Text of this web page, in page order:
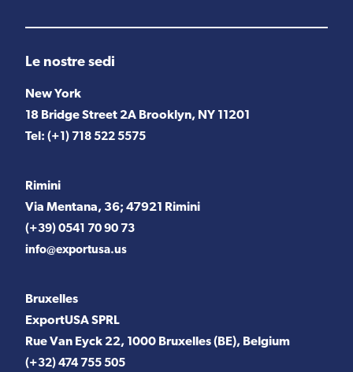
Le nostre sedi
New York
18 Bridge Street 2A Brooklyn, NY 11201
Tel: (+1) 718 522 5575
Rimini
Via Mentana, 36; 47921 Rimini
(+39) 0541 70 90 73
info@exportusa.us
Bruxelles
ExportUSA SPRL
Rue Van Eyck 22, 1000 Bruxelles (BE), Belgium
(+32) 474 755 505